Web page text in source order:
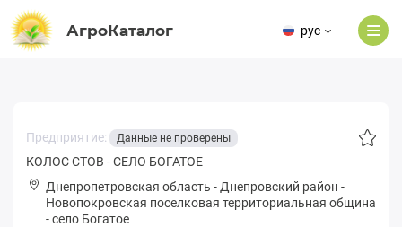
АгроКаталог рус
Предприятие: Данные не проверены
КОЛОС СТОВ - СЕЛО БОГАТОЕ
Днепропетровская область - Днепровский район -
Нoвoпoкpoвская поселковая территориальная община
-село Богатое